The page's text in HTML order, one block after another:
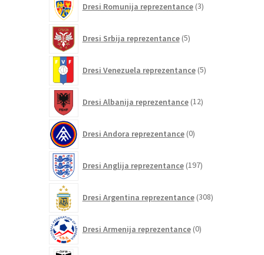
Dresi Romunija reprezentance 3izdelki
Dresi Srbija reprezentance 5izdelkov
Dresi Venezuela reprezentance 5izdelkov
Dresi Albanija reprezentance 12izdelkov
Dresi Andora reprezentance 0izdelkov
Dresi Anglija reprezentance 197izdelkov
Dresi Argentina reprezentance 308izdelkov
Dresi Armenija reprezentance 0izdelkov